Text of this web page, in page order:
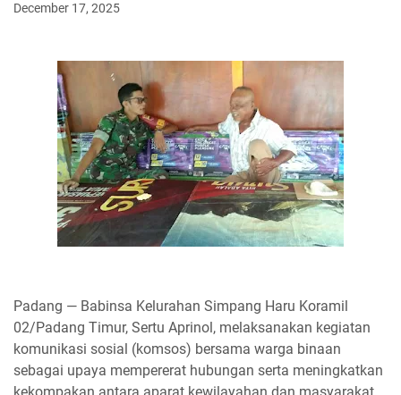
December 17, 2025
Padang — Babinsa Kelurahan Simpang Haru Koramil
02/Padang Timur, Sertu Aprinol, melaksanakan kegiatan
komunikasi sosial (komsos) bersama warga binaan
sebagai upaya mempererat hubungan serta meningkatkan